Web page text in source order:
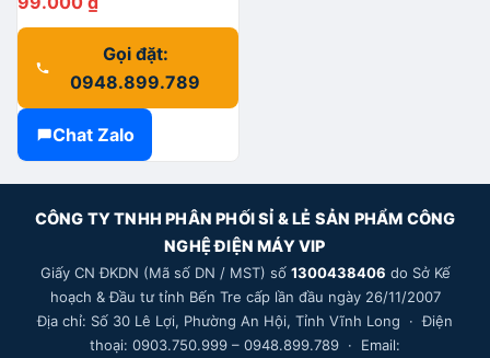
Gọi đặt:
0948.899.789
Chat Zalo
CÔNG TY TNHH PHÂN PHỐI SỈ & LẺ SẢN PHẨM CÔNG
NGHỆ ĐIỆN MÁY VIP
Giấy CN ĐKDN (Mã số DN / MST) số 1300438406 do Sở Kế
hoạch & Đầu tư tỉnh Bến Tre cấp lần đầu ngày 26/11/2007
Địa chỉ: Số 30 Lê Lợi, Phường An Hội, Tỉnh Vĩnh Long · Điện
thoại: 0903.750.999 – 0948.899.789 · Email: